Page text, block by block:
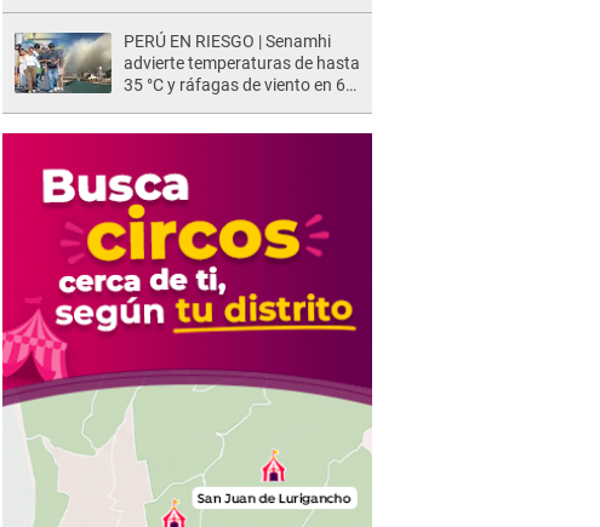
PERÚ EN RIESGO | Senamhi
advierte temperaturas de hasta
35 °C y ráfagas de viento en 6